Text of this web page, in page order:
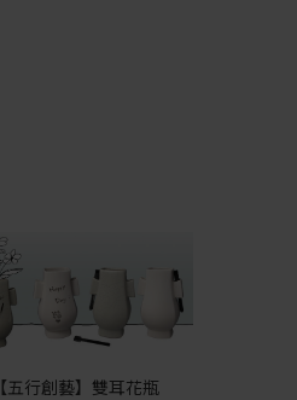
【五行創藝】雙耳花瓶